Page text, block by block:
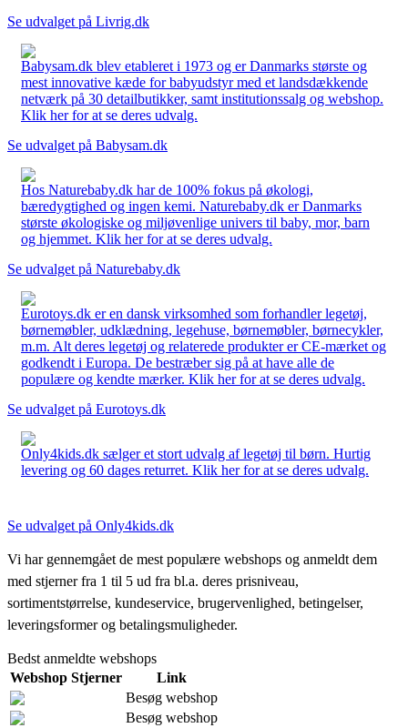
Se udvalget på Livrig.dk
Babysam.dk blev etableret i 1973 og er Danmarks største og
mest innovative kæde for babyudstyr med et landsdækkende
netværk på 30 detailbutikker, samt institutionssalg og webshop.
Klik her for at se deres udvalg.
Se udvalget på Babysam.dk
Hos Naturebaby.dk har de 100% fokus på økologi,
bæredygtighed og ingen kemi. Naturebaby.dk er Danmarks
største økologiske og miljøvenlige univers til baby, mor, barn
og hjemmet. Klik her for at se deres udvalg.
Se udvalget på Naturebaby.dk
Eurotoys.dk er en dansk virksomhed som forhandler legetøj,
børnemøbler, udklædning, legehuse, børnemøbler, børnecykler,
m.m. Alt deres legetøj og relaterede produkter er CE-mærket og
godkendt i Europa. De bestræber sig på at have alle de
populære og kendte mærker. Klik her for at se deres udvalg.
Se udvalget på Eurotoys.dk
Only4kids.dk sælger et stort udvalg af legetøj til børn. Hurtig
levering og 60 dages returret. Klik her for at se deres udvalg.
Se udvalget på Only4kids.dk
Vi har gennemgået de mest populære webshops og anmeldt dem
med stjerner fra 1 til 5 ud fra bl.a. deres prisniveau,
sortimentstørrelse, kundeservice, brugervenlighed, betingelser,
leveringsformer og betalingsmuligheder.
Bedst anmeldte webshops
Webshop Stjerner
Link
Besøg webshop
Besøg webshop